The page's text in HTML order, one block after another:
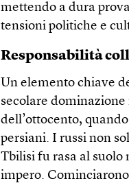
mettendo a dura
tensioni politiche e
Responsabilità
Un elemento chiave
secolare
dell’ottocento,
persiani. I russi non
Tbilisi fu rasa al suolo
impero.